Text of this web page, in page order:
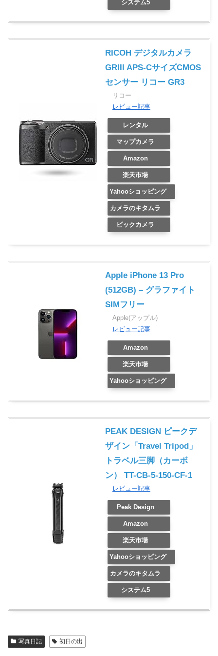
システム5
RICOH デジタルカメラ
GRIII APS-CサイズCMOS
センサー リコー GR3
リコー
レビュー記事
レンタル
マップカメラ
Amazon
楽天市場
Yahooショッピング
カメラのキタムラ
ビックカメラ
Apple iPhone 13 Pro
(512GB) – グラファイト
SIMフリー
Apple(アップル)
レビュー記事
Amazon
楽天市場
Yahooショッピング
PEAK DESIGN ピークデ
ザイン「Travel Tripod」
トラベル三脚（カーボ
ン） TT-CB-5-150-CF-1
レビュー記事
Peak Design
Amazon
楽天市場
Yahooショッピング
カメラのキタムラ
システム5
写真日記 初日の出